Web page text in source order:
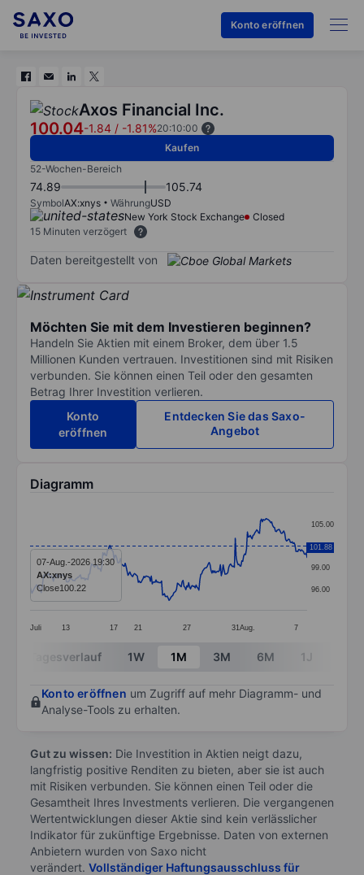
Konto eröffnen
Axos Financial Inc.
100.04-1.84 / -1.81%20:10:00
Kaufen
52-Wochen-Bereich
74.89 105.74
SymbolAX:xnys WährungUSD
New York Stock Exchange
Closed
15 Minuten verzögert
Daten bereitgestellt von
Möchten Sie mit dem Investieren beginnen?
Handeln Sie Aktien mit einem Broker, dem über 1.5
Millionen Kunden vertrauen. Investitionen sind mit Risiken
verbunden. Sie können einen Teil oder den gesamten
Betrag Ihrer Investition verlieren.
Konto
eröffnen
Entdecken Sie das Saxo-
Angebot
Diagramm
Line chart with 298 data points.
The chart has 1 X axis displaying categories.
The chart has 1 Y axis displaying values. Data ranges
Juli 13 17 21 27 31 Aug. 7
96.00
99.00
102.00
105.00
101.88
07-Aug.-2026 19:30
AX:xnys
Close100.22
End of interactive chart.
Tagesverlauf 1W 1M 3M 6M 1J
Konto eröffnen um Zugriff auf mehr Diagramm- und
Analyse-Tools zu erhalten.
Gut zu wissen: Die Investition in Aktien neigt dazu,
langfristig positive Renditen zu bieten, aber sie ist auch
mit Risiken verbunden. Sie können einen Teil oder die
Gesamtheit Ihres Investments verlieren. Die vergangenen
Wertentwicklungen dieser Aktie sind kein verlässlicher
Indikator für zukünftige Ergebnisse. Daten von externen
Anbietern wurden von Saxo nicht
verändert. Vollständiger Haftungsausschluss für